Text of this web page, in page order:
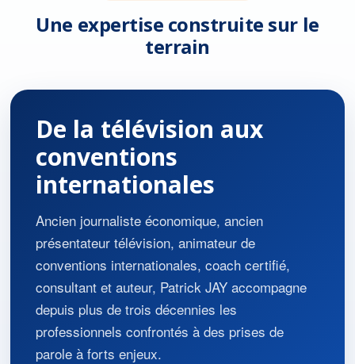
Une expertise construite sur le
terrain
De la télévision aux
conventions
internationales
Ancien journaliste économique, ancien
présentateur télévision, animateur de
conventions internationales, coach certifié,
consultant et auteur, Patrick JAY accompagne
depuis plus de trois décennies les
professionnels confrontés à des prises de
parole à forts enjeux.